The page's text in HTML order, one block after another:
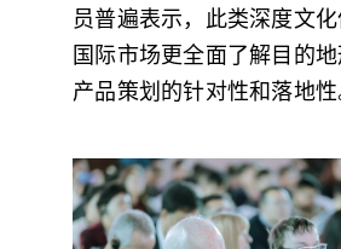
员普遍表示，此类深度文
国际市场更全面了解目的
产品策划的针对性和落地性